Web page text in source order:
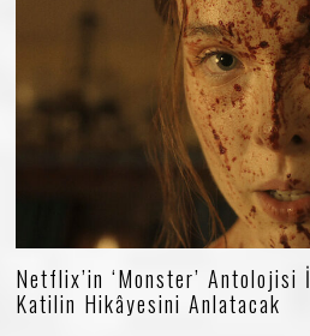
Netflix’in ‘Monster’ Antolojisi
Katilin Hikâyesini Anlatacak